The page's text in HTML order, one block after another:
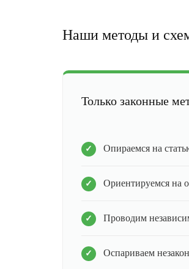
Наши методы и
Только законные
Опираемся на
Ориентируемся на
Проводим
Оспариваем